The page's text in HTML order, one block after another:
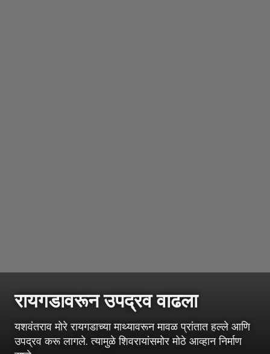
रायगडावरून उपद्रव वाढला
यशवंतराव मोरे रायगडाच्या माथ्यावरून मावळ प्रांतात हल्ले आणि
उपद्रव करू लागले. त्यामुळे शिवरायांसमोर मोठे आव्हान निर्माण